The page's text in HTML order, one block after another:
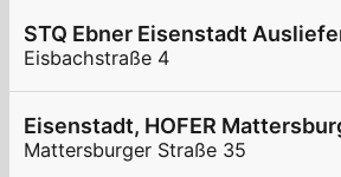
STQ Ebner Eisenstadt
Eisbachstraße 4
Eisenstadt, HOFER
Mattersburger Straße 35